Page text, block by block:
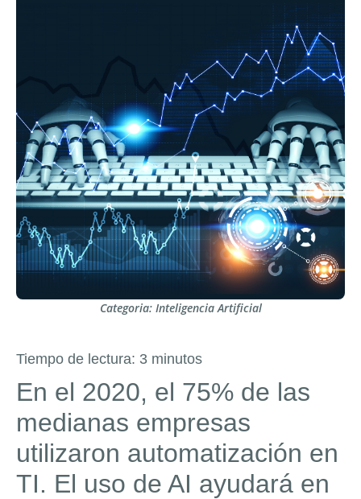
Categoria: Inteligencia Artificial
Tiempo de lectura: 3 minutos
En el 2020, el 75% de las
medianas empresas
utilizaron automatización en
TI. El uso de AI ayudará en